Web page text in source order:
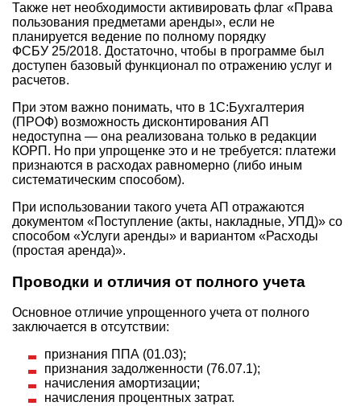
Также нет необходимости активировать флаг «Права
пользования предметами аренды», если не
планируется ведение по полному порядку
ФСБУ 25/2018. Достаточно, чтобы в программе был
доступен базовый функционал по отражению услуг и
расчетов.
При этом важно понимать, что в 1С:Бухгалтерия
(ПРОФ) возможность дисконтирования АП
недоступна — она реализована только в редакции
КОРП. Но при упрощенке это и не требуется: платежи
признаются в расходах равномерно (либо иным
систематическим способом).
При использовании такого учета АП отражаются
документом «Поступление (акты, накладные, УПД)» со
способом «Услуги аренды» и вариантом «Расходы
(простая аренда)».
Проводки и отличия от полного учета
Основное отличие упрощенного учета от полного
заключается в отсутствии:
признания ППА (01.03);
признания задолженности (76.07.1);
начисления амортизации;
начисления процентных затрат.